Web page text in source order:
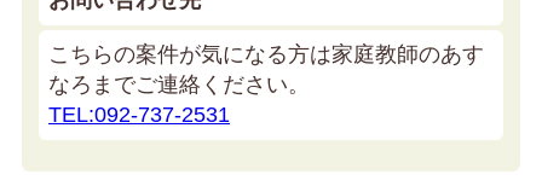
こちらの案件が気になる方は家庭教師のあす
なろまでご連絡ください。
TEL:092-737-2531